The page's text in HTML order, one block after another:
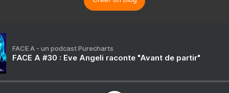
FACE A - un podcast Purecharts
FACE A #30 : Eve Angeli raconte "Avant de partir"